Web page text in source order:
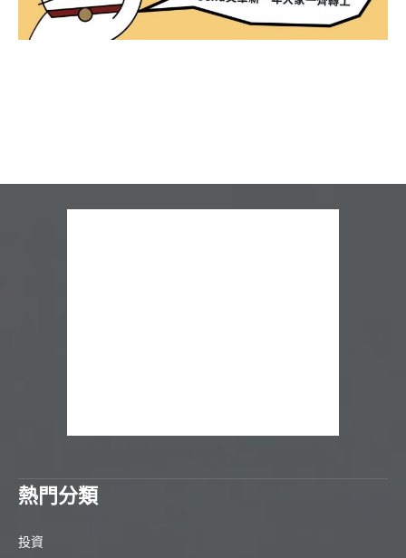
熱門分類
投資